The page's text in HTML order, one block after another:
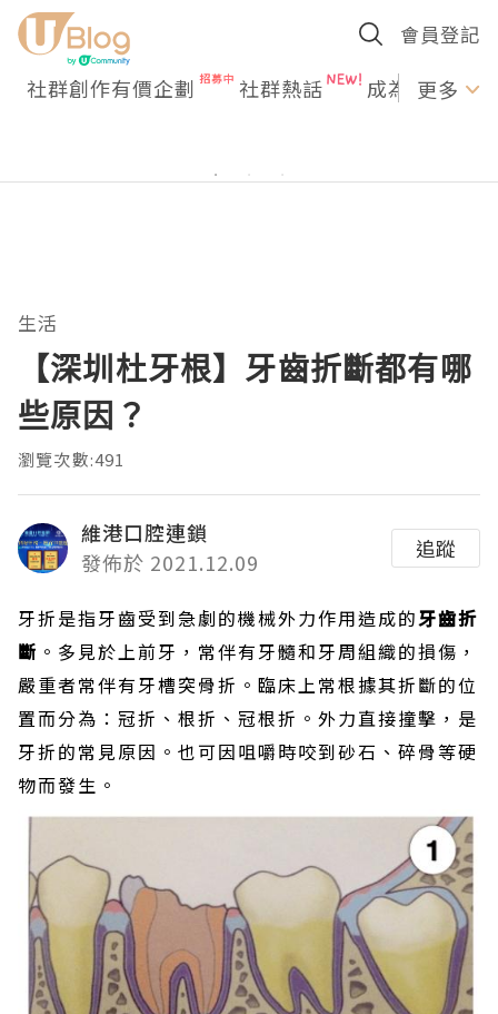
會員登記
社群創作有價企劃 社群熱話 成為U更多
生活
【深圳杜牙根】牙齒折斷都有哪
些原因？
瀏覽次數:491
維港口腔連鎖
發佈於 2021.12.09
追蹤
牙折是指牙齒受到急劇的機械外力作用造成的牙齒折
斷 。多見於上前牙，常伴有牙髓和牙周組織的損傷，
嚴重者常伴有牙槽突骨折。臨床上常根據其折斷的位
置而分為：冠折、根折、冠根折。外力直接撞擊，是
牙折的常見原因。也可因咀嚼時咬到砂石、碎骨等硬
物而發生。